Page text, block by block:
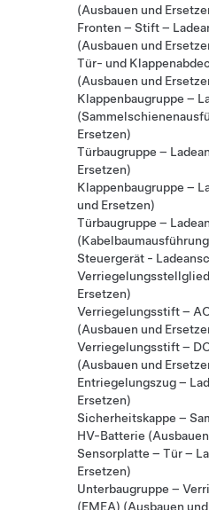
(Ausbauen und
Fronten – Stift –
(Ausbauen und
Tür- und
(Ausbauen und
Klappenbaugruppe –
Ersetzen)
Türbaugruppe –
Ersetzen)
Klappenbaugruppe –
und Ersetzen)
Türbaugruppe –
Steuergerät -
Ersetzen)
Verriegelungsstift –
(Ausbauen und
Verriegelungsstift –
(Ausbauen und
Entriegelungszug –
Ersetzen)
Sicherheitskappe –
HV-Batterie
Sensorplatte – Tür –
Ersetzen)
Unterbaugruppe –
(EMEA) (Ausbauen